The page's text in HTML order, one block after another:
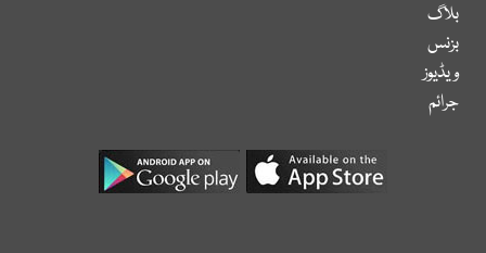
بلاگ
بزنس
ویڈیوز
جرائم